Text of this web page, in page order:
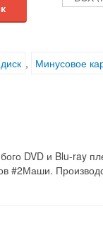
, Минусовое
DVD и Blu-ray
#2Маши.